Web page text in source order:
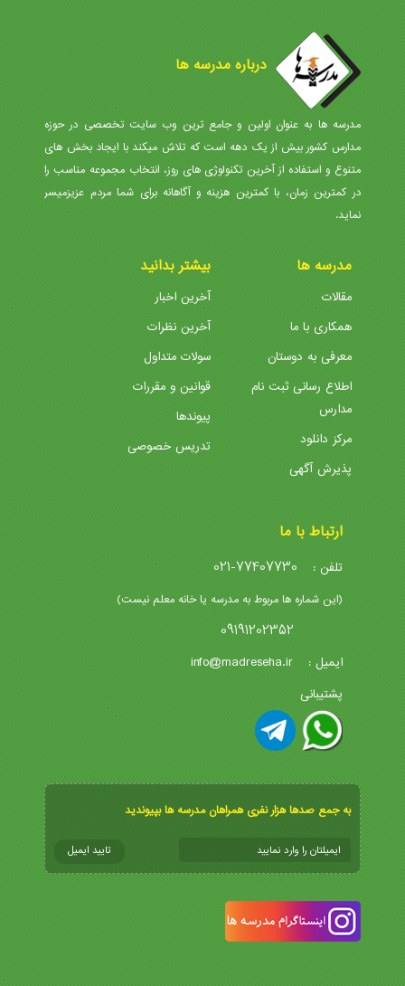
درباره مدرسه ها
مدرسه ها به عنوان اولین و جامع ترین وب سایت تخصصی در حوزه
مدارس کشور بیش از یک دهه است که تلاش میکند با ایجاد بخش های
متنوع و استفاده از آخرین تکنولوژی های روز، انتخاب مجموعه مناسب را
در کمترین زمان، با کمترین هزینه و آگاهانه برای شما مردم عزیزمیسر
نماید.
مدرسه ها
مقالات
همکاری با ما
معرفی به دوستان
اطلاع رسانی ثبت نام
مدارس
مرکز دانلود
پذیرش آگهی
بیشتر بدانید
آخرین اخبار
آخرین نظرات
سولات متداول
قوانین و مقررات
پیوندها
تدریس خصوصی
ارتباط با ما
تلفن : 021-77407730
(این شماره ها مربوط به مدرسه یا خانه معلم نیست)
09191202352
ایمیل : info@madreseha.ir
پشتیبانی
به جمع صدها هزار نفری همراهان مدرسه ها بپیوندید